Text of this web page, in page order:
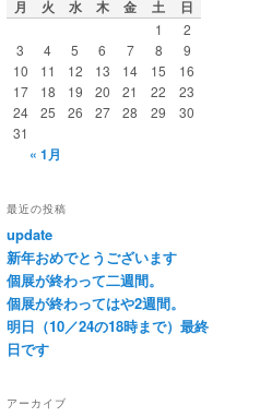
月 火 水 木 金 土 日
1
2
3
4 5 6 7 8
9
10
11 12 13 14 15
16
17
18 19 20 21 22
23
24
25 26 27 28 29
30
31
« 1月
最近の投稿
update
新年おめでとうございます
個展が終わって二週間。
個展が終わってはや2週間。
明日（10／24の18時まで）最終
日です
アーカイブ